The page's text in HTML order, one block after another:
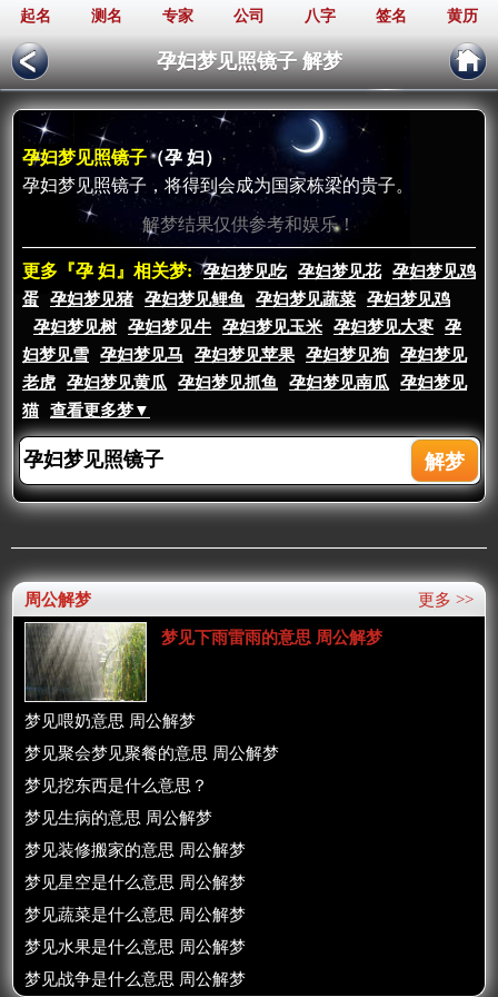
起名 测名 专家 公司 八字 签名 黄历
孕妇梦见照镜子 解梦
孕妇梦见照镜子（孕 妇）
孕妇梦见照镜子，将得到会成为国家栋梁的贵子。
解梦结果仅供参考和娱乐！
更多『孕 妇』相关梦: 孕妇梦见吃 孕妇梦见花
孕妇梦见鸡
蛋
孕妇梦见猪 孕妇梦见鲤鱼 孕妇梦见蔬菜
孕妇梦见鸡
孕妇梦见树
孕妇梦见牛 孕妇梦见玉米 孕妇梦见大枣
孕
妇梦见雪
孕妇梦见马 孕妇梦见苹果 孕妇梦见狗
孕妇梦见
老虎
孕妇梦见黄瓜 孕妇梦见抓鱼 孕妇梦见南瓜
孕妇梦见
猫
查看更多梦▼
更多 >>
周公解梦
梦见下雨雷雨的意思 周公解梦
梦见喂奶意思 周公解梦
梦见聚会梦见聚餐的意思 周公解梦
梦见挖东西是什么意思？
梦见生病的意思 周公解梦
梦见装修搬家的意思 周公解梦
梦见星空是什么意思 周公解梦
梦见蔬菜是什么意思 周公解梦
梦见水果是什么意思 周公解梦
梦见战争是什么意思 周公解梦